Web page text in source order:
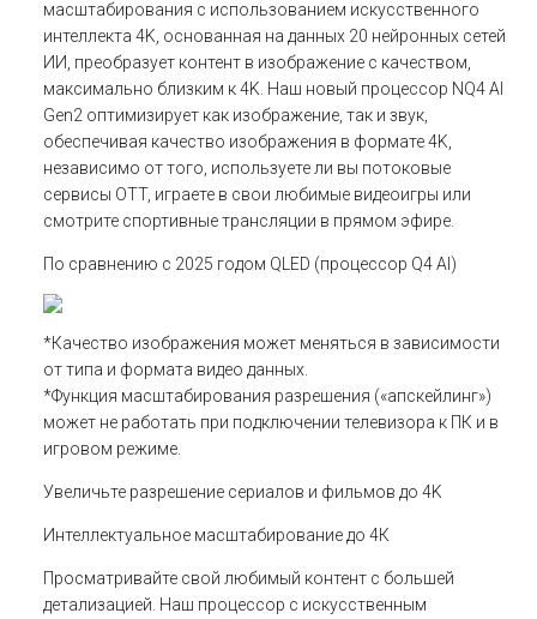
масштабирования с использованием искусственного
интеллекта 4K, основанная на данных 20 нейронных сетей
ИИ, преобразует контент в изображение с качеством,
максимально близким к 4K. Наш новый процессор NQ4 AI
Gen2 оптимизирует как изображение, так и звук,
обеспечивая качество изображения в формате 4K,
независимо от того, используете ли вы потоковые
сервисы OTT, играете в свои любимые видеоигры или
смотрите спортивные трансляции в прямом эфире.
По сравнению с 2025 годом QLED (процессор Q4 AI)
*Качество изображения может меняться в зависимости
от типа и формата видео данных.
*Функция масштабирования разрешения («апскейлинг»)
может не работать при подключении телевизора к ПК и в
игровом режиме.
Увеличьте разрешение сериалов и фильмов до 4K
Интеллектуальное масштабирование до 4К
Просматривайте свой любимый контент с большей
детализацией. Наш процессор с искусственным